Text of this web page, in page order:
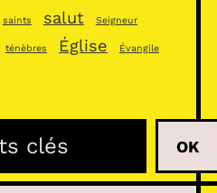
saints salut Seigneur
ténèbres Église Évangile
OK